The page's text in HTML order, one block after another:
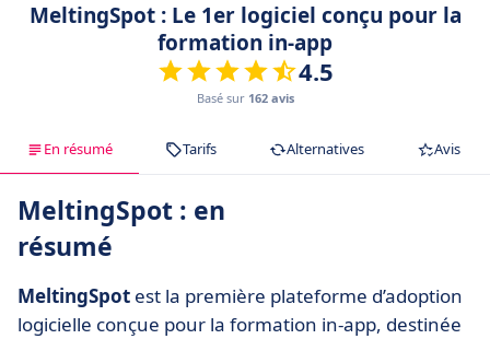
MeltingSpot : Le 1er logiciel conçu pour la
formation in-app
4.5
Basé sur 162 avis
En résumé Tarifs Alternatives Avis
MeltingSpot : en
résumé
MeltingSpot est la première plateforme d’adoption
logicielle conçue pour la formation in-app, destinée